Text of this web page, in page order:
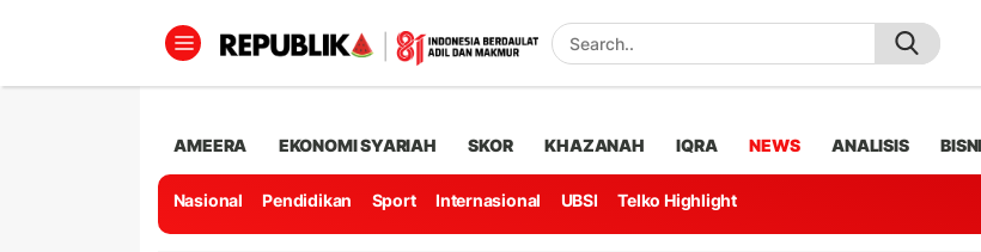
AMEERA EKONOMI SYARIAH SKOR KHAZANAH IQRA NEWS ANALISIS
Nasional Pendidikan Sport Internasional UBSI Telko Highlight